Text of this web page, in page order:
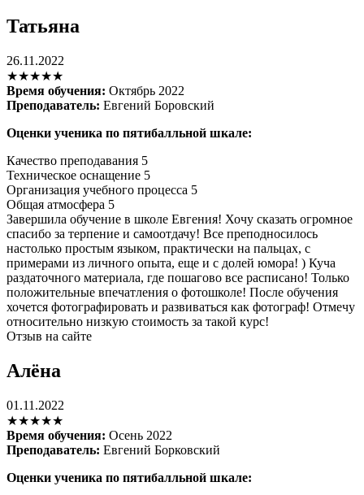
Татьяна
26.11.2022
★★★★★
Время обучения: Октябрь 2022
Преподаватель: Евгений Боровский
Оценки ученика по пятибалльной шкале:
Качество преподавания 5
Техническое оснащение 5
Организация учебного процесса 5
Общая атмосфера 5
Завершила обучение в школе Евгения! Хочу сказать огромное
спасибо за терпение и самоотдачу! Все преподносилось
настолько простым языком, практически на пальцах, с
примерами из личного опыта, еще и с долей юмора! ) Куча
раздаточного материала, где пошагово все расписано! Только
положительные впечатления о фотошколе! После обучения
хочется фотографировать и развиваться как фотограф! Отмечу
относительно низкую стоимость за такой курс!
Отзыв на сайте
Алёна
01.11.2022
★★★★★
Время обучения: Осень 2022
Преподаватель: Евгений Борковский
Оценки ученика по пятибалльной шкале: